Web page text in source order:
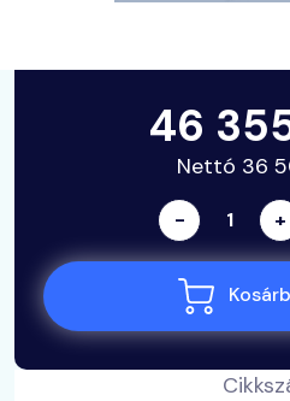
46
Nettó 36
- +